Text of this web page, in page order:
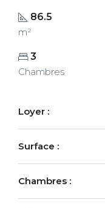
86.5
m²
3
Chambres
Loyer :
Surface :
Chambres :